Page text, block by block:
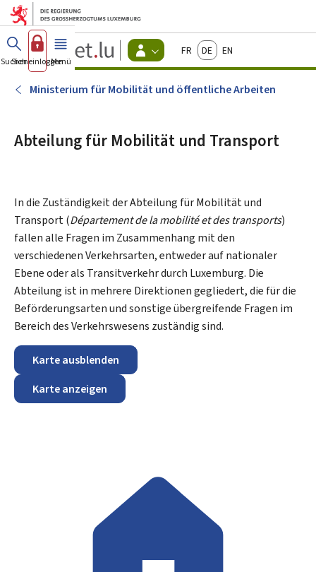
Zum Hauptmenü
Zum Inhalt
Guichet.lu
Changer
d'espace
-
Menu
FrançaisDeutschEnglish
Suchen
Sich einloggen
Menü Haupt-
Ministerium für Mobilität und öffentliche Arbeiten
Abteilung für Mobilität und Transport
In die Zuständigkeit der Abteilung für Mobilität und
Transport (Département de la mobilité et des transports)
fallen alle Fragen im Zusammenhang mit den
verschiedenen Verkehrsarten, entweder auf nationaler
Ebene oder als Transitverkehr durch Luxemburg. Die
Abteilung ist in mehrere Direktionen gegliedert, die für die
Beförderungsarten und sonstige übergreifende Fragen im
Bereich des Verkehrswesens zuständig sind.
Karte ausblenden
Karte anzeigen